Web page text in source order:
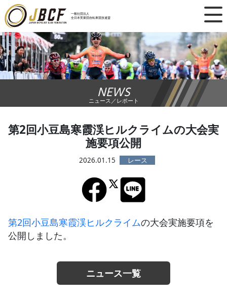
一般社団法人
全日本実業団自転車競技連盟
×
ニュース
レース日程
ランキング
チーム・選手
競技ガイド
加盟・登録
エントリー
NEWS
ニュース／レポート
第2回小豆島寒霞渓ヒルクライムの大会実
施要項公開
2026.01.15
第2回小豆島寒霞渓ヒルクライムの大会実施要項を
公開しました。
ニュース一覧